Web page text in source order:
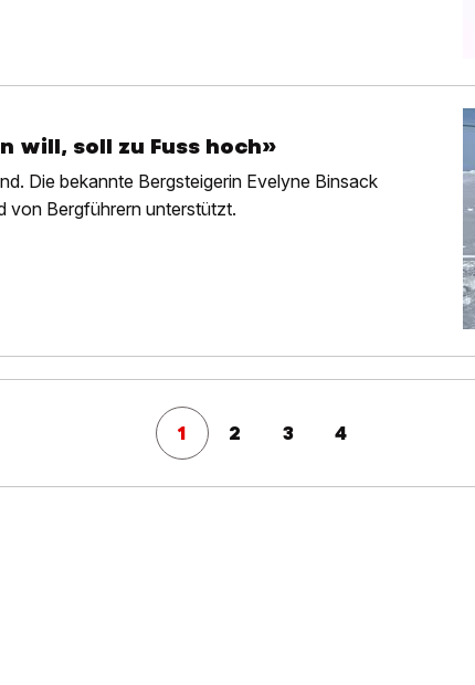
will, soll zu Fuss hoch»
Die bekannte Bergsteigerin Evelyne Binsack
von Bergführern unterstützt.
1 2 3 4